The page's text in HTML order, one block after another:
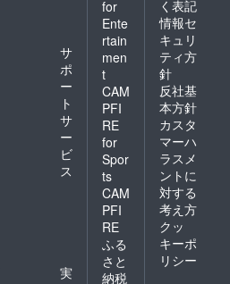
サ
ポ
ー
ト
サ
ー
ビ
ス
実
for
Ente
rtain
men
t
CAM
PFI
RE
for
Spor
ts
CAM
PFI
RE
ふる
さと
納税
く表記
情報セ
キュリ
ティ方
針
反社基
本方針
カスタ
マーハ
ラスメ
ントに
対する
考え方
クッ
キーポ
リシー